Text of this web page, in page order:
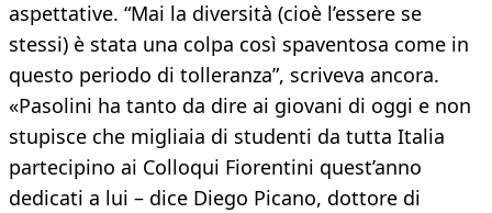
aspettative. “Mai la diversità (cioè l’essere se
stessi) è stata una colpa così spaventosa come in
questo periodo di tolleranza”, scriveva ancora.
«Pasolini ha tanto da dire ai giovani di oggi e non
stupisce che migliaia di studenti da tutta Italia
partecipino ai Colloqui Fiorentini quest’anno
dedicati a lui – dice Diego Picano, dottore di